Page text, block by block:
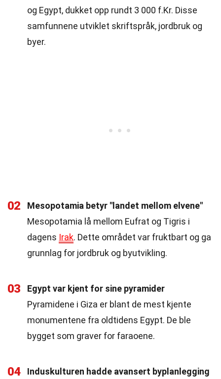
og Egypt, dukket opp rundt 3 000 f.Kr. Disse
samfunnene utviklet skriftspråk, jordbruk og
byer.
02
Mesopotamia betyr "landet mellom elvene"
Mesopotamia lå mellom Eufrat og Tigris i
dagens Irak. Dette området var fruktbart og ga
grunnlag for jordbruk og byutvikling.
03
Egypt var kjent for sine pyramider
Pyramidene i Giza er blant de mest kjente
monumentene fra oldtidens Egypt. De ble
bygget som graver for faraoene.
04
Induskulturen hadde avansert byplanlegging